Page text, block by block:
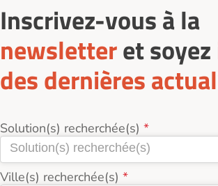
Inscrivez-vous à la
newsletteret soyez
des dernières
Solution(s) recherchée(s)
Ville(s) recherchée(s)